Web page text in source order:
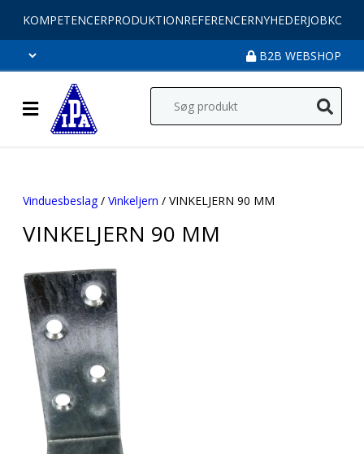
KOMPETENCERPRODUKTIONREFERENCERNYHEDERJOB
B2B WEBSHOP
Vinduesbeslag/ Vinkeljern / VINKELJERN 90 MM
VINKELJERN 90 MM